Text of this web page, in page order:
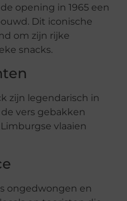
opening in 1965 een
Dit iconische
om zijn rijke
snacks.
zijn legendarisch in
vers gebakken
vlaaien
ongedwongen en